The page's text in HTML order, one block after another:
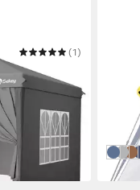
Seitenteile
(1)
in 2-3